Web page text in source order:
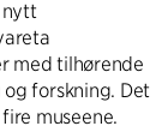
nytt
med tilhørende
forskning. Det
museene.